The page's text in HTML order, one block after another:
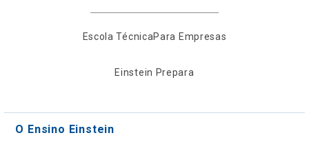
Escola TécnicaPara Empresas
Einstein Prepara
O Ensino Einstein